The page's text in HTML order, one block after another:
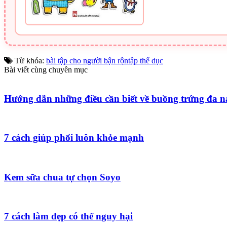
Từ khóa: bài tập cho người bận rộntập thể dục
Bài viết cùng chuyên mục
Hướng dẫn những điều cần biết về buồng trứng đa
7 cách giúp phổi luôn khỏe mạnh
Kem sữa chua tự chọn Soyo
7 cách làm đẹp có thể nguy hại